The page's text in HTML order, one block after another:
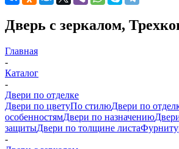
Дверь с зеркалом,
Главная
-
Каталог
-
Двери по отделке
Двери по цветуПо стилюДвери по
особенностямДвери по назначению
защитыДвери по толщине листа
-